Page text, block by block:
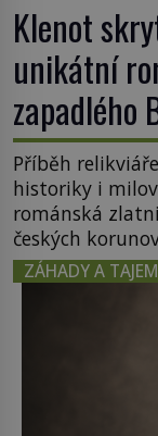
Klenot
unikátní
zapadlého
Příběh
historiky i
románská
českých
nejcennějším
republice.
dramatickém
nalezen, jeho
Otázky, jak
ZÁHADY A